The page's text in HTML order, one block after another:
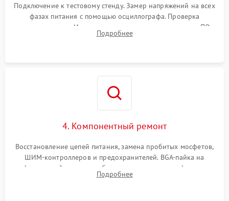
Подключение к тестовому стенду. Замер напряжений на всех
фазах питания с помощью осциллографа. Проверка
инициализации. Использование специализированного ПО
MATS
Подробнее
4. Компонентный ремонт
Восстановление цепей питания, замена пробитых мосфетов,
ШИМ-контроллеров и предохранителей. BGA-пайка на
инфракрасной станции реболлинг или замена графического
чипа и дефектной памяти GDDR. Прошивка BIOS
Подробнее